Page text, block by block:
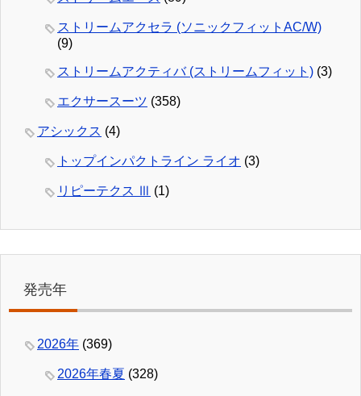
ストリームアクセラ (ソニックフィットAC/W)
(9)
ストリームアクティバ (ストリームフィット) (3)
エクサースーツ (358)
アシックス (4)
トップインパクトライン ライオ (3)
リピーテクス Ⅲ (1)
発売年
2026年 (369)
2026年春夏 (328)